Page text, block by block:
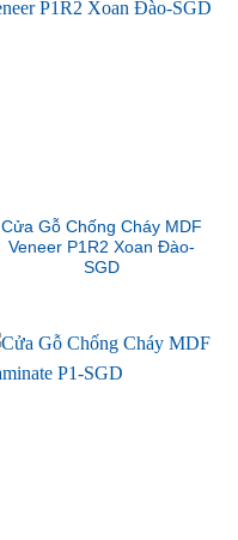
Cửa Gỗ Chống Cháy MDF
Veneer P1R2 Xoan Đào-
SGD